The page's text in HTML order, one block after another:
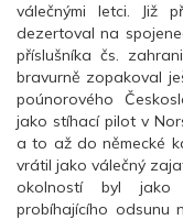
válečnými letci. Již
dezertoval na
příslušníka čs.
bravurně zopakoval
poúnorového
jako stíhací pilot v
a to až do německé
vrátil jako válečný
okolností byl jako
probíhajícího odsunu